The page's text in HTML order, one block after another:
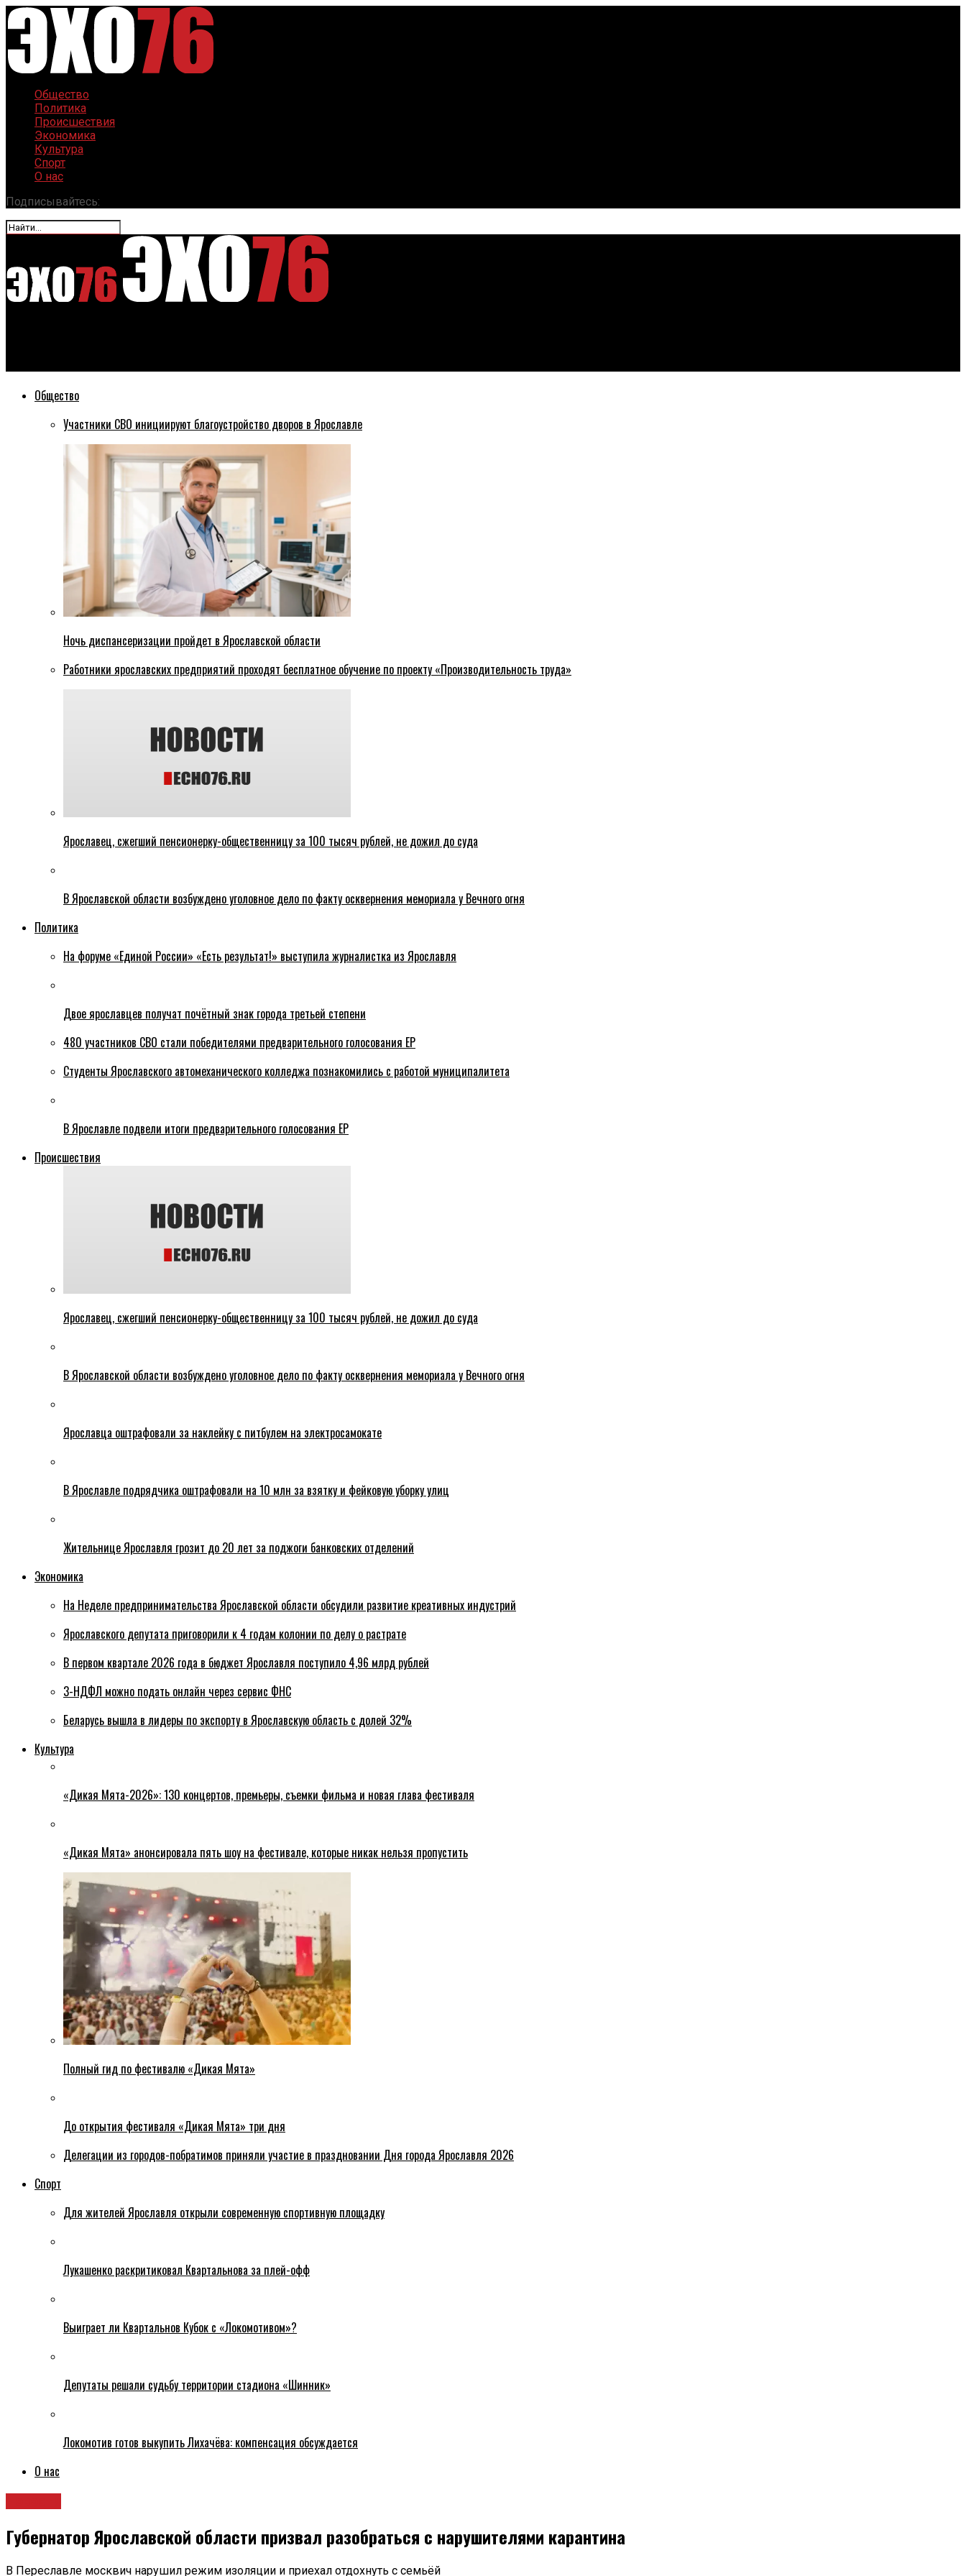
Общество
Политика
Происшествия
Экономика
Культура
Спорт
О нас
Подписывайтесь:
Общество
Участники СВО инициируют благоустройство дворов в Ярославле
Ночь диспансеризации пройдет в Ярославской области
Работники ярославских предприятий проходят бесплатное обучение по проекту «Производительность труда»
Ярославец, сжегший пенсионерку-общественницу за 100 тысяч рублей, не дожил до суда
В Ярославской области возбуждено уголовное дело по факту осквернения мемориала у Вечного огня
Политика
На форуме «Единой России» «Есть результат!» выступила журналистка из Ярославля
Двое ярославцев получат почётный знак города третьей степени
480 участников СВО стали победителями предварительного голосования ЕР
Студенты Ярославского автомеханического колледжа познакомились с работой муниципалитета
В Ярославле подвели итоги предварительного голосования ЕР
Происшествия
Ярославец, сжегший пенсионерку-общественницу за 100 тысяч рублей, не дожил до суда
В Ярославской области возбуждено уголовное дело по факту осквернения мемориала у Вечного огня
Ярославца оштрафовали за наклейку с питбулем на электросамокате
В Ярославле подрядчика оштрафовали на 10 млн за взятку и фейковую уборку улиц
Жительнице Ярославля грозит до 20 лет за поджоги банковских отделений
Экономика
На Неделе предпринимательства Ярославской области обсудили развитие креативных индустрий
Ярославского депутата приговорили к 4 годам колонии по делу о растрате
В первом квартале 2026 года в бюджет Ярославля поступило 4,96 млрд рублей
3-НДФЛ можно подать онлайн через сервис ФНС
Беларусь вышла в лидеры по экспорту в Ярославскую область с долей 32%
Культура
«Дикая Мята-2026»: 130 концертов, премьеры, съемки фильма и новая глава фестиваля
«Дикая Мята» анонсировала пять шоу на фестивале, которые никак нельзя пропустить
Полный гид по фестивалю «Дикая Мята»
До открытия фестиваля «Дикая Мята» три дня
Делегации из городов-побратимов приняли участие в праздновании Дня города Ярославля 2026
Спорт
Для жителей Ярославля открыли современную спортивную площадку
Лукашенко раскритиковал Квартальнова за плей-офф
Выиграет ли Квартальнов Кубок с «Локомотивом»?
Депутаты решали судьбу территории стадиона «Шинник»
Локомотив готов выкупить Лихачёва: компенсация обсуждается
О нас
Губернатор Ярославской области призвал разобраться с нарушителями карантина
В Переславле москвич нарушил режим изоляции и приехал отдохнуть с семьёй